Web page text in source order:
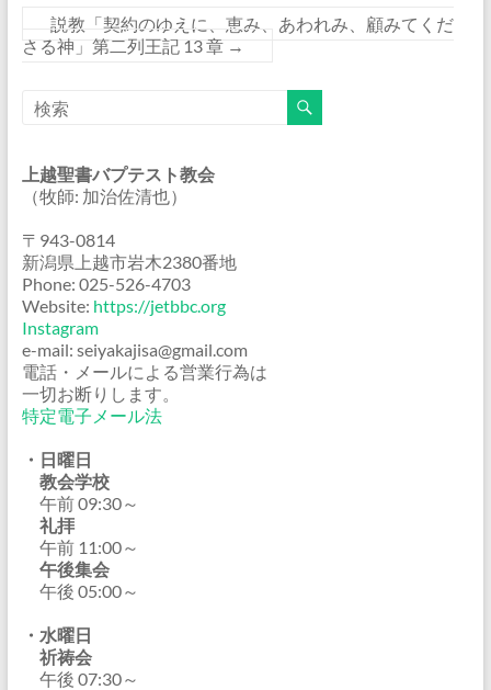
説教「契約のゆえに、恵み、あわれみ、顧みてくだ
さる神」第二列王記 13 章 →
上越聖書バプテスト教会
（牧師: 加治佐清也）
〒943-0814
新潟県上越市岩木2380番地
Phone: 025-526-4703
Website: https://jetbbc.org
Instagram
e-mail: seiyakajisa@gmail.com
電話・メールによる営業行為は
一切お断りします。
特定電子メール法
・日曜日
教会学校
午前 09:30～
礼拝
午前 11:00～
午後集会
午後 05:00～
・水曜日
祈祷会
午後 07:30～